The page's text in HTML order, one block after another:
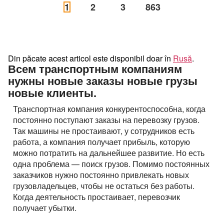
1 2 3 863
Din păcate acest articol este disponibil doar în Rusă.
Всем транспортным компаниям
нужны новые заказы новые грузы
новые клиенты.
Транспортная компания конкурентоспособна, когда
постоянно поступают заказы на перевозку грузов.
Так машины не простаивают, у сотрудников есть
работа, а компания получает прибыль, которую
можно потратить на дальнейшее развитие. Но есть
одна проблема — поиск грузов. Помимо постоянных
заказчиков нужно постоянно привлекать новых
грузовладельцев, чтобы не остаться без работы.
Когда деятельность простаивает, перевозчик
получает убытки.